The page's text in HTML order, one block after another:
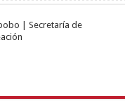
| Secretaría de